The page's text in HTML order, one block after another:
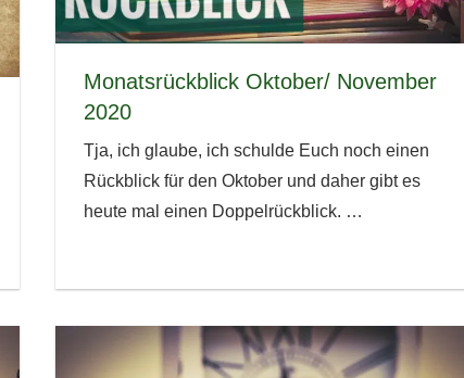
Monatsrückblick Oktober/ November
2020
Tja, ich glaube, ich schulde Euch noch einen
Rückblick für den Oktober und daher gibt es
heute mal einen Doppelrückblick. …